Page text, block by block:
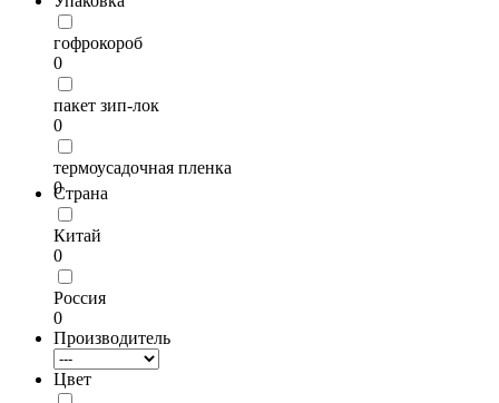
гофрокороб
0
пакет зип-лок
0
термоусадочная пленка
0
Страна
Китай
0
Россия
0
Производитель
Цвет